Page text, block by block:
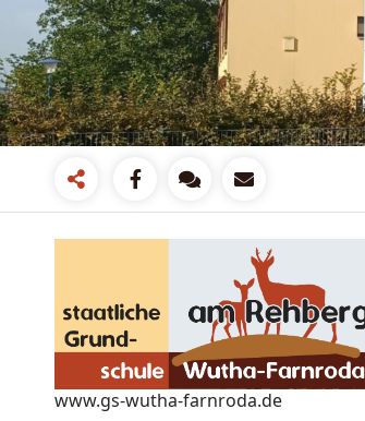
Inhalt
springen
www.gs-wutha-farnroda.de